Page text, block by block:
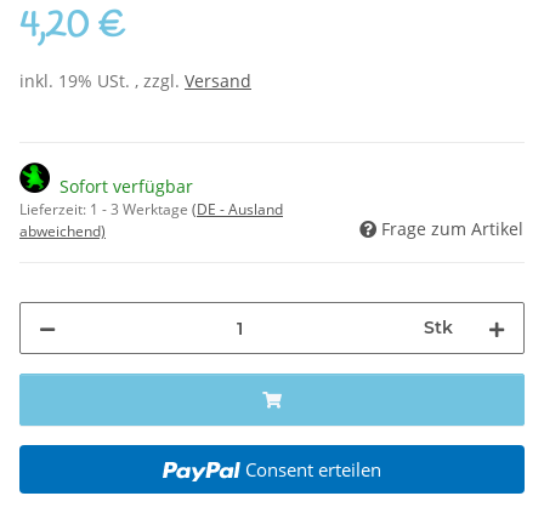
4,20 €
inkl. 19% USt. , zzgl. Versand
Sofort verfügbar
Lieferzeit: 1 - 3 Werktage (DE - Ausland
abweichend)
Frage zum Artikel
Stk
Consent erteilen